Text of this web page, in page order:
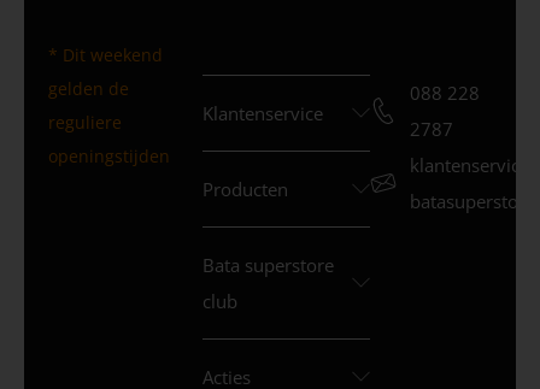
* Dit weekend
gelden de
reguliere
openingstijden
Klantenservice
Producten
Bata superstore
club
Acties
088 228
2787